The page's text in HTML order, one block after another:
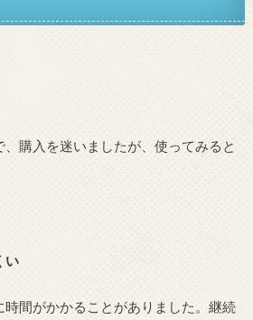
、購入を迷いましたが、使ってみると
い
時間がかかることがありました。継続